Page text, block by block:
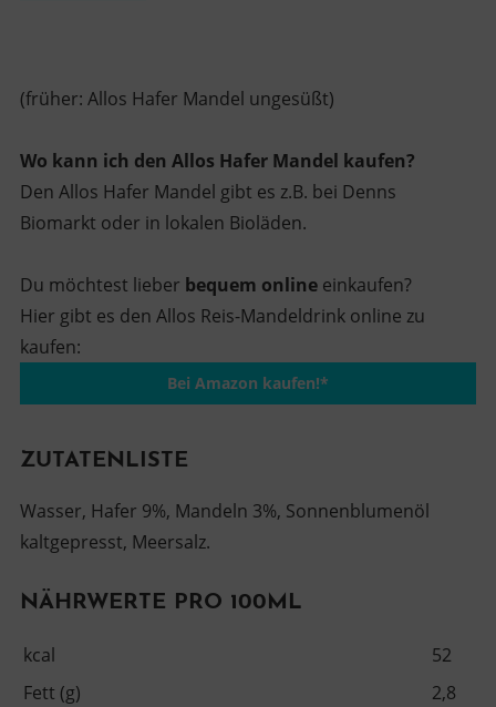
(früher: Allos Hafer Mandel ungesüßt)
Wo kann ich den Allos Hafer Mandel kaufen?
Den Allos Hafer Mandel gibt es z.B. bei Denns
Biomarkt oder in lokalen Bioläden.
Du möchtest lieber bequem onlineeinkaufen?
Hier gibt es den Allos Reis-Mandeldrink online zu
kaufen:
Bei Amazon kaufen!*
ZUTATENLISTE
Wasser, Hafer 9%, Mandeln 3%, Sonnenblumenöl
kaltgepresst, Meersalz.
NÄHRWERTE PRO 100ML
kcal
52
Fett (g)
2,8